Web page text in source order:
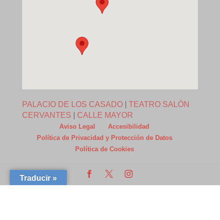
PALACIO DE LOS CASADO| TEATRO SALÓN
CERVANTES
CALLE MAYOR
Aviso Legal
Accesibilidad
Política de Privacidad y Protección de Datos
Política de Cookies
Traducir »